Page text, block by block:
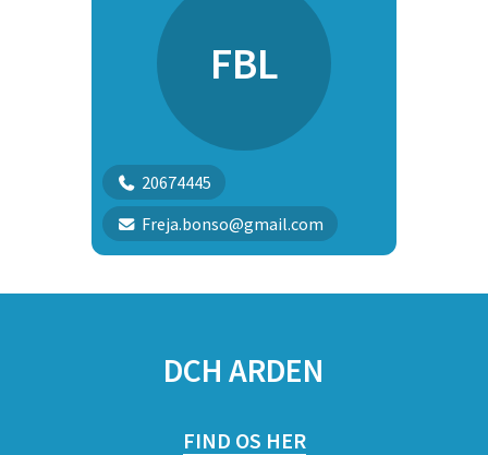
FBL
20674445
Freja.bonso@gmail.com
DCH ARDEN
FIND OS HER